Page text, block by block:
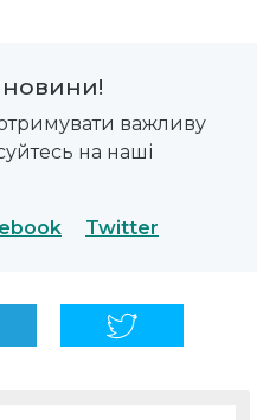
новини!
важливу
на наші
Twitter